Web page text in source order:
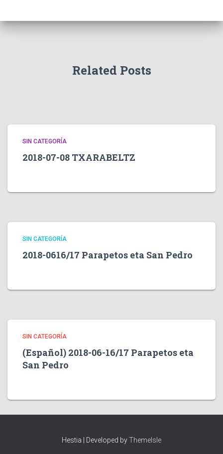
Related Posts
SIN CATEGORÍA
2018-07-08 TXARABELTZ
SIN CATEGORÍA
2018-0616/17 Parapetos eta San Pedro
SIN CATEGORÍA
(Español) 2018-06-16/17 Parapetos eta
San Pedro
Hestia | Developed byThemeIsle